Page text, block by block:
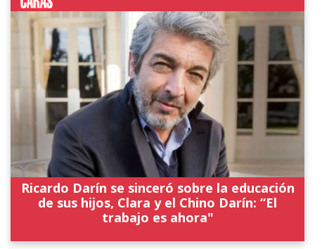
Ricardo Darín se sinceró sobre la educación
de sus hijos, Clara y el Chino Darín: “El
trabajo es ahora"